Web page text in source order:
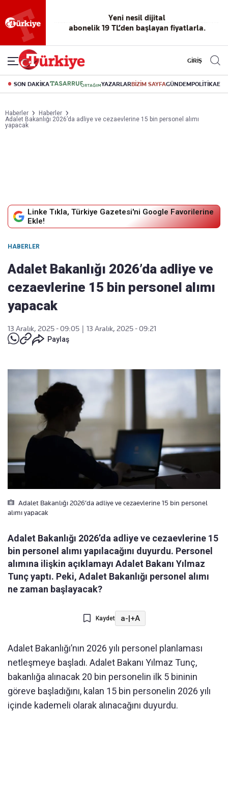
okuma
deneyimi
dijital arşiv
Akıllı haber
asistanı
Eski gazeteleri
indirme
canlı soru
cevap
GİRİŞ
SON DAKİKA YAZARLARBİZİM SAYFAGÜNDEMPOLİTİKA
Haberler
Haberler
Adalet Bakanlığı 2026’da adliye ve cezaevlerine 15 bin personel alımı
yapacak
Linke Tıkla, Türkiye Gazetesi'ni Google Favorilerine
Ekle!
HABERLER
Adalet Bakanlığı 2026’da adliye ve
cezaevlerine 15 bin personel alımı
yapacak
13 Aralık, 2025 - 09:05
13 Aralık, 2025 - 09:21
Paylaş
Adalet Bakanlığı 2026’da adliye ve cezaevlerine 15 bin personel
alımı yapacak
Adalet Bakanlığı 2026’da adliye ve cezaevlerine 15
bin personel alımı yapılacağını duyurdu. Personel
alımına ilişkin açıklamayı Adalet Bakanı Yılmaz
Tunç yaptı. Peki, Adalet Bakanlığı personel alımı
ne zaman başlayacak?
Kaydet a-|+A
Adalet Bakanlığı’nın 2026 yılı personel planlaması
netleşmeye başladı. Adalet Bakanı Yılmaz Tunç,
bakanlığa alınacak 20 bin personelin ilk 5 bininin
göreve başladığını, kalan 15 bin personelin 2026 yılı
içinde kademeli olarak alınacağını duyurdu.